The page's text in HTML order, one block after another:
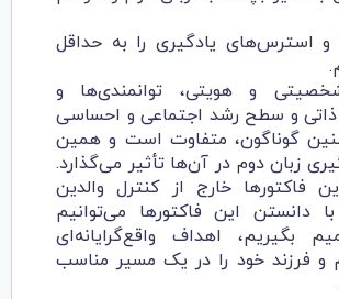
و استرس‌های یادگیری را به حداقل
و هویتی، توانمندی‌ها و
ذاتی و سطح رشد اجتماعی و احساسی
گوناگون، متفاوت است و همین
زبان دوم در آن‌ها تأثیر می‌گذارد.
فاکتورها خارج از کنترل والدین
دانستن این فاکتورها می‌توانیم
بگیریم، اهداف واقع‌گرایانه‌ای
و فرزند خود را در یک مسیر مناسب